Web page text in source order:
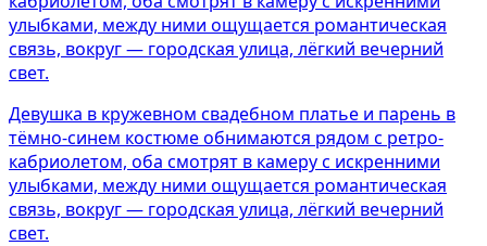
Девушка в кружевном свадебном платье и парень в
тёмно-синем костюме обнимаются рядом с ретро-
кабриолетом, оба смотрят в камеру с искренними
улыбками, между ними ощущается романтическая
связь, вокруг — городская улица, лёгкий вечерний
свет.